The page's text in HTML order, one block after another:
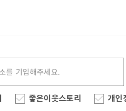
좋은이웃스토리 개인